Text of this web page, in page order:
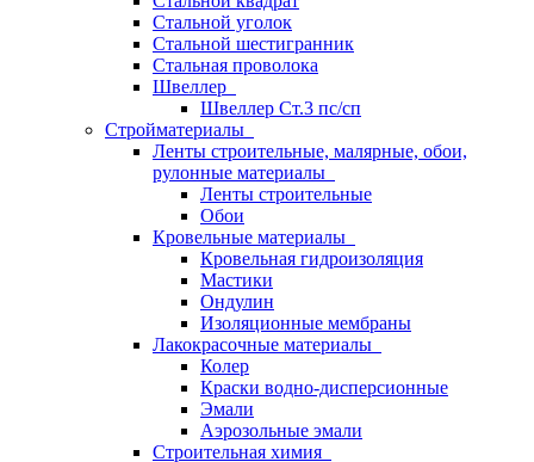
Стальной уголок
Стальной шестигранник
Стальная проволока
Швеллер
Швеллер Ст.3 пс/сп
Стройматериалы
Ленты строительные, малярные, обои,
рулонные материалы
Ленты строительные
Обои
Кровельные материалы
Кровельная гидроизоляция
Мастики
Ондулин
Изоляционные мембраны
Лакокрасочные материалы
Колер
Краски водно-дисперсионные
Эмали
Аэрозольные эмали
Строительная химия